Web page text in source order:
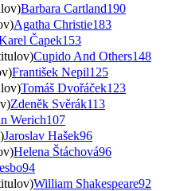
Barbara Cartland190
Agatha Christie183
Čapek153
Cupido And Others148
František Nepil125
Tomáš Dvořáček123
Zdeněk Svěrák113
Werich107
Jaroslav Hašek96
Helena Štáchová96
94
William Shakespeare92